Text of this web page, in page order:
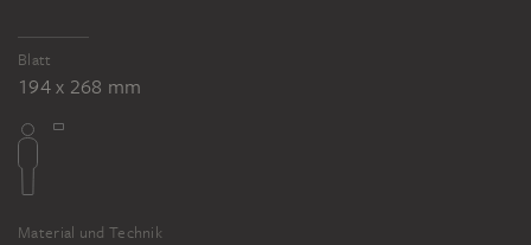
Blatt
194 x 268 mm
Material und Technik